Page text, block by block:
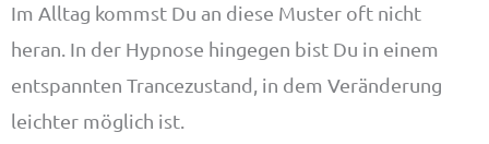
Im Alltag kommst Du an diese Muster oft nicht
heran. In der Hypnose hingegen bist Du in einem
entspannten Trancezustand, in dem Veränderung
leichter möglich ist.